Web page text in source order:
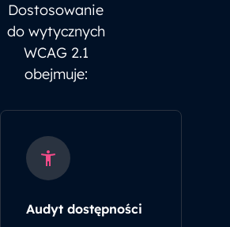
Dostosowanie
do wytycznych
WCAG 2.1
obejmuje:
Audyt dostępności